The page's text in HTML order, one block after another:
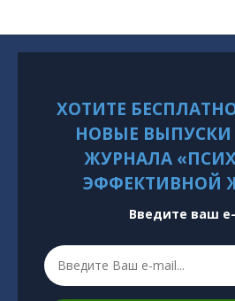
ХОТИТЕ
НОВЫЕ
ЖУРНАЛА
ЭФФЕКТИВНОЙ
Введите ваш